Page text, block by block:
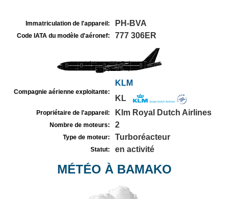
Immatriculation de l'appareil: PH-BVA
Code IATA du modèle d'aéronef: 777 306ER
Compagnie aérienne exploitante:
KLM
KL
Propriétaire de l'appareil: Klm Royal Dutch Airlines
Nombre de moteurs: 2
Type de moteur: Turboréacteur
Statut: en activité
MÉTÉO À BAMAKO